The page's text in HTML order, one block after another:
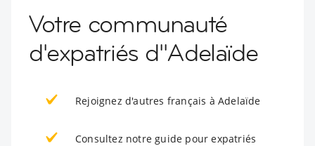
Votre communauté
d'expatriés d''Adelaïde
Rejoignez d'autres français à Adelaïde
Consultez notre guide pour expatriés